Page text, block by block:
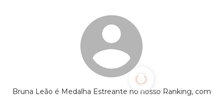
Bruna Leão é Medalha Estreante no nosso Ranking, com